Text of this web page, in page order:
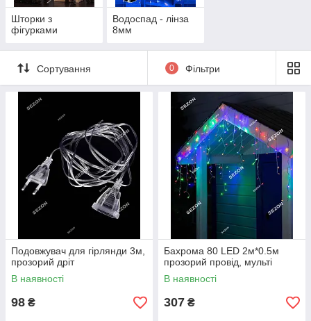
Шторки з
фігурками
Водоспад - лінза
8мм
Сортування 0 Фільтри
Подовжувач для гірлянди 3м,
прозорий дріт
В наявності
98 ₴
Бахрома 80 LED 2м*0.5м
прозорий провід, мульті
В наявності
307 ₴